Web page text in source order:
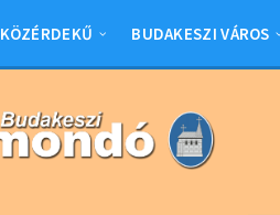
KÖZÉRDEKŰ BUDAKESZI VÁROS